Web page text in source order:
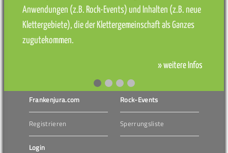
Anwendungen (z.B. Rock-Events) und Inhalten (z.B. neue
Klettergebiete), die der Klettergemeinschaft als Ganzes
zugutekommen.
» weitere Infos
Frankenjura.com
Registrieren
Login
Rock-Events
Sperrungsliste